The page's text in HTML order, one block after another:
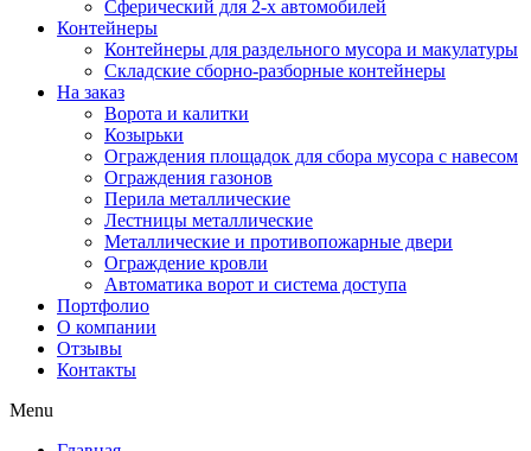
Сферический для 2-х автомобилей
Контейнеры
Контейнеры для раздельного мусора и макулатуры
Складские сборно-разборные контейнеры
На заказ
Ворота и калитки
Козырьки
Ограждения площадок для сбора мусора с навесом
Ограждения газонов
Перила металлические
Лестницы металлические
Металлические и противопожарные двери
Ограждение кровли
Автоматика ворот и система доступа
Портфолио
О компании
Отзывы
Контакты
Menu